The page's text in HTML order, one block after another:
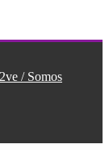
/ Somos